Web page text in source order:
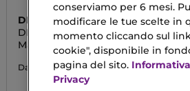
DIOR
DIOR CONTOUR
Matita Labbra
Da 28,63 €
conserviamo per 6 mesi.
modificare le tue scelte in
momento cliccando sul
cookie", disponibile in
pagina del sito.
Privacy